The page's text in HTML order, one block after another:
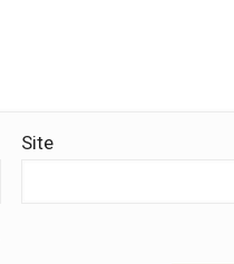
Site